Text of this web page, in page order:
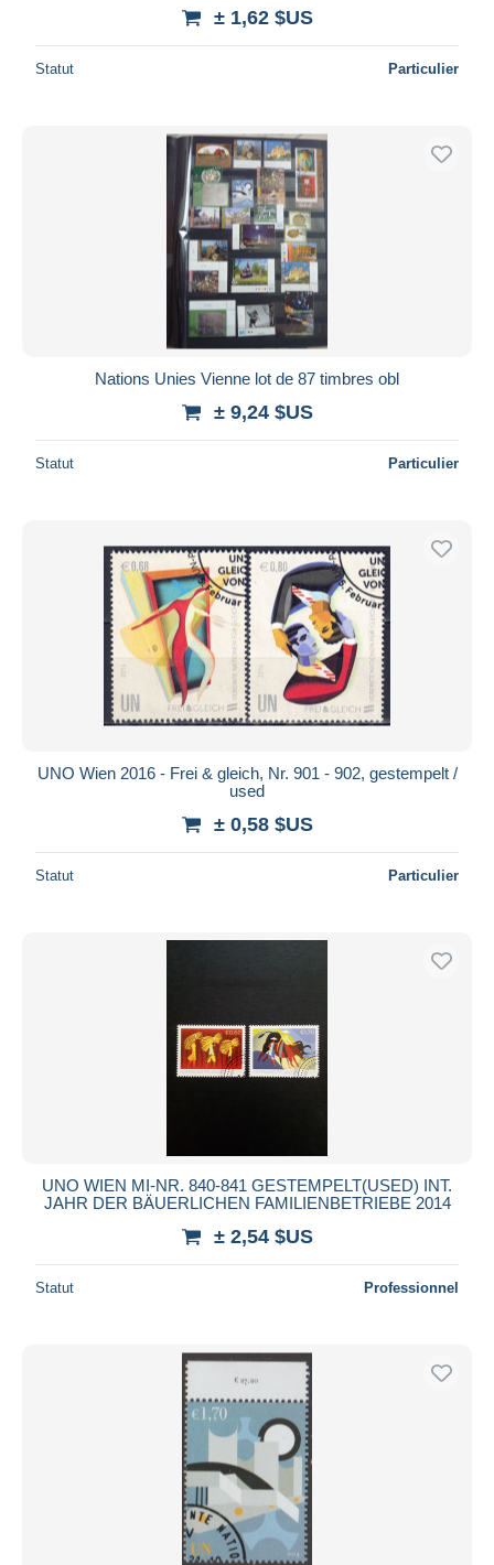
± 1,62 $US
Statut Particulier
Nations Unies Vienne lot de 87 timbres obl
± 9,24 $US
Statut Particulier
UNO Wien 2016 - Frei & gleich, Nr. 901 - 902, gestempelt /
used
± 0,58 $US
Statut Particulier
UNO WIEN MI-NR. 840-841 GESTEMPELT(USED) INT.
JAHR DER BÄUERLICHEN FAMILIENBETRIEBE 2014
± 2,54 $US
Statut Professionnel